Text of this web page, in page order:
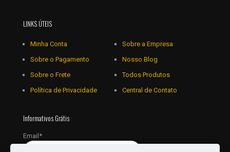
LINKS ÚTEIS
Minha Conta
Sobre o Pagamento
Sobre o Frete
Política de Privacidade
Sobre a Empresa
Nosso Blog
Todos Produtos
Central de Contato
Informativos Grátis
Email*